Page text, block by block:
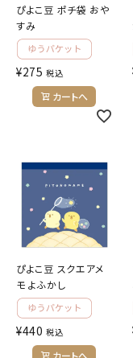
よくあるご質問
プライバシーポリシー
特定商取引法について
お問い合わせ
ようこそ ゲスト 様
meeting_room ログイン
公式 デコ部
ぴよこ豆 ポチ袋 おや
すみ
¥275 税込
カートへ
ぴよこ豆 スクエアメ
モ よふかし
¥440 税込